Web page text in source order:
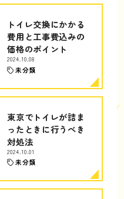
トイレ交換にかかる
費用と工事費込みの
価格のポイント
2024.10.08
未分類
東京でトイレが詰ま
ったときに行うべき
対処法
2024.10.01
未分類